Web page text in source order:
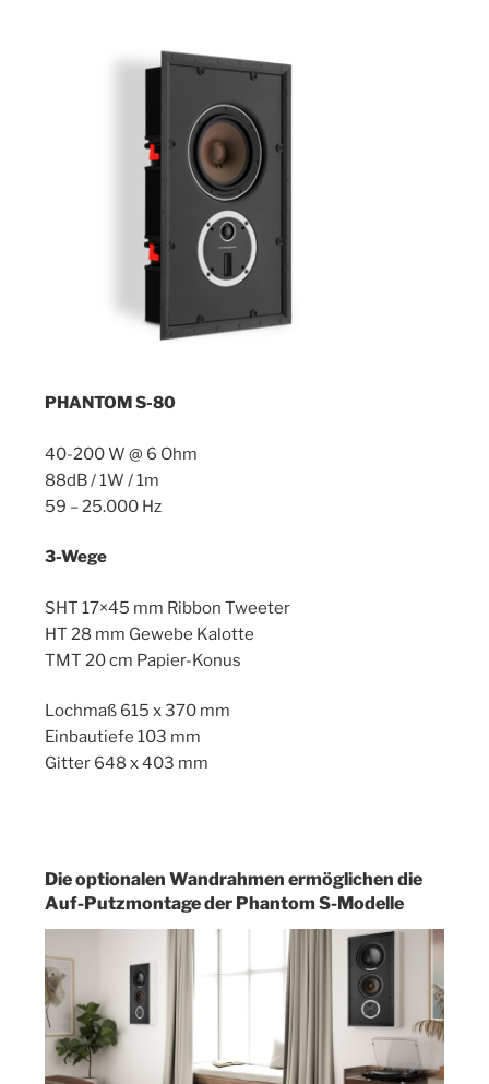
PHANTOM S-80
40-200 W @ 6 Ohm
88dB / 1W / 1m
59 – 25.000 Hz
3-Wege
SHT 17×45 mm Ribbon Tweeter
HT 28 mm Gewebe Kalotte
TMT 20 cm Papier-Konus
Lochmaß 615 x 370 mm
Einbautiefe 103 mm
Gitter 648 x 403 mm
Die optionalen Wandrahmen ermöglichen die
Auf-Putzmontage der Phantom S-Modelle